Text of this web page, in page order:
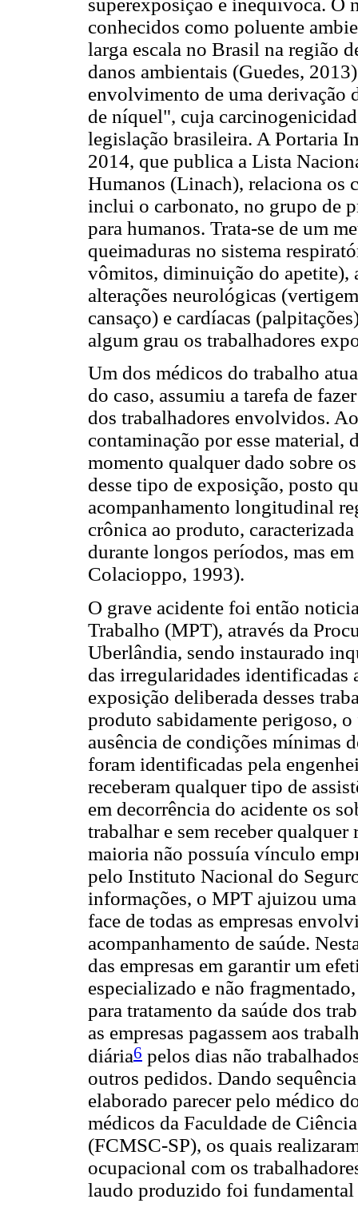
superexposição é inequívoca. O
conhecidos como poluente
larga escala no Brasil na região
danos ambientais (Guedes,
envolvimento de uma derivação
de níquel", cuja
legislação brasileira. A Portaria
2014, que publica a Lista
Humanos (Linach), relaciona os
inclui o carbonato, no grupo de
para humanos. Trata-se de um
queimaduras no sistema
vômitos, diminuição do apetite),
alterações neurológicas
cansaço) e cardíacas
algum grau os trabalhadores
Um dos médicos do trabalho
do caso, assumiu a tarefa de
dos trabalhadores envolvidos.
contaminação por esse material,
momento qualquer dado sobre
desse tipo de exposição, posto
acompanhamento longitudinal
crônica ao produto,
durante longos períodos, mas
Colacioppo, 1993).
O grave acidente foi então
Trabalho (MPT), através da
Uberlândia, sendo instaurado
das irregularidades identificadas
exposição deliberada desses
produto sabidamente perigoso,
ausência de condições mínimas
foram identificadas pela
receberam qualquer tipo de
em decorrência do acidente os
trabalhar e sem receber
maioria não possuía vínculo
pelo Instituto Nacional do
informações, o MPT ajuizou
face de todas as empresas
acompanhamento de saúde.
das empresas em garantir um
especializado e não
para tratamento da saúde dos
as empresas pagassem aos
diária6 pelos dias não
outros pedidos. Dando
elaborado parecer pelo médico
médicos da Faculdade de
(FCMSC-SP), os quais
ocupacional com os
laudo produzido foi